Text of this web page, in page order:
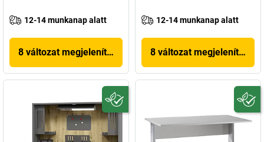
12-14 munkanap alatt
8 változat megjelenítése
12-14 munkanap alatt
8 változat megjelenítése